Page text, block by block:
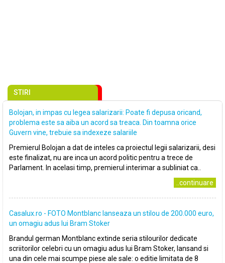
STIRI
Bolojan, in impas cu legea salarizarii: Poate fi depusa oricand,
problema este sa aiba un acord sa treaca. Din toamna orice
Guvern vine, trebuie sa indexeze salariile
Premierul Bolojan a dat de inteles ca proiectul legii salarizarii, desi
este finalizat, nu are inca un acord politic pentru a trece de
Parlament. In acelasi timp, premierul interimar a subliniat ca..
..continuare
Casalux.ro - FOTO Montblanc lanseaza un stilou de 200.000 euro,
un omagiu adus lui Bram Stoker
Brandul german Montblanc extinde seria stilourilor dedicate
scriitorilor celebri cu un omagiu adus lui Bram Stoker, lansand si
una din cele mai scumpe piese ale sale: o editie limitata de 8